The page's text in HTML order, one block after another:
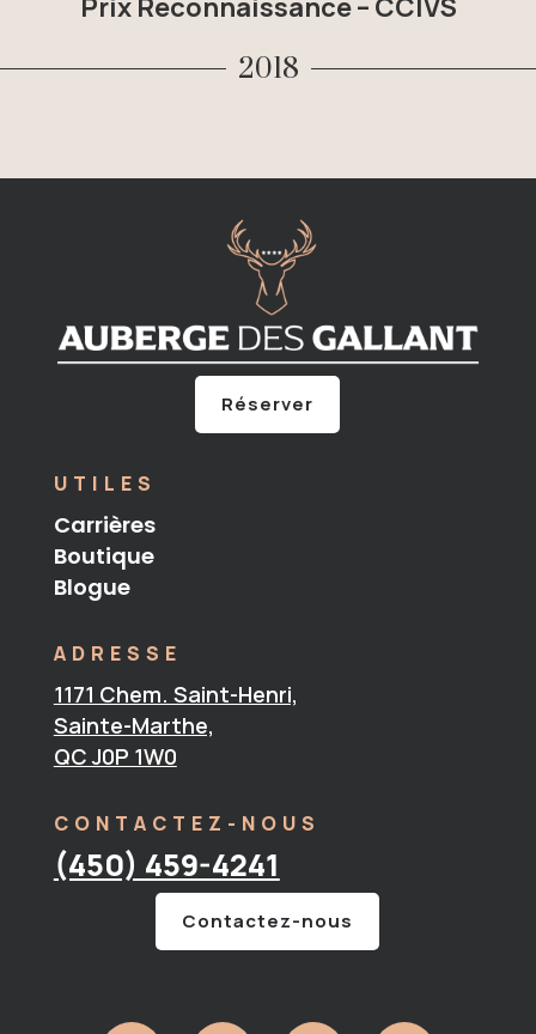
2018
Réserver
UTILES
Carrières
Boutique
Blogue
ADRESSE
1171 Chem. Saint-Henri,
Sainte-Marthe,
QC J0P 1W0
CONTACTEZ-NOUS
(450) 459-4241
Contactez-nous